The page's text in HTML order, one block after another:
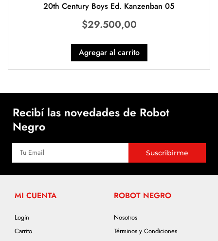
20th Century Boys Ed. Kanzenban 05
$29.500,00
Agregar al carrito
Recibí las novedades de Robot
Negro
Suscribirme
MI CUENTA
Login
Carrito
ROBOT NEGRO
Nosotros
Términos y Condiciones